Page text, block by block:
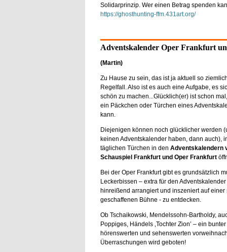
Solidarprinzip. Wer einen Betrag spenden
https://ghosthunting-ffm.431art.org/
Adventskalender Oper Frankfurt
(Martin)
Zu Hause zu sein, das ist ja aktuell so
Regelfall. Also ist es auch eine Aufgabe, es
schön zu machen...Glücklich(er) ist schon
ein Päckchen oder Türchen eines
kann.
Diejenigen können noch glücklicher werden
keinen Adventskalender haben, dann auch),
täglichen Türchen in den Adventskalendern
Schauspiel Frankfurt und Oper Frankfurt
Bei der Oper Frankfurt gibt es grundsätzlich
Leckerbissen – extra für den
hinreißend arrangiert und inszeniert auf einer
geschaffenen Bühne - zu entdecken.
Ob Tschaikowski, Mendelssohn-Bartholdy,
Poppiges, Händels ‚Tochter Zion’ – ein
hörenswerten und sehenswerten
Überraschungen wird geboten!